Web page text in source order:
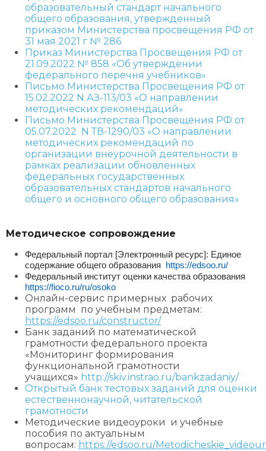
образовательный стандарт начального
общего образования, утвержденный
приказом Министерства просвещения РФ от
31 мая 2021 г № 286
Приказ Министерства Просвещения РФ от
21.09.2022 № 858 «Об утверждении
федерального перечня учебников»
Письмо Министерства Просвещения РФ от
15.02.2022 N АЗ-113/03 «О направлении
методических рекомендаций»
Письмо Министерства Просвещения РФ от
05.07.2022 N ТВ-1290/03 «О направлении
методических рекомендаций по
организации внеурочной деятельности в
рамках реализации обновленных
федеральных государственных
образовательных стандартов начального
общего и основного общего образования»
Методическое сопровождение
Федеральный портал [Электронный ресурс]: Единое
содержание общего образования https://edsoo.ru/
Федеральный институт оценки качества образования
https://fioco.ru/ru/osoko
Онлайн-сервис примерных рабочих
программ по учебным предметам:
https://edsoo.ru/constructor/
Банк заданий по математической
грамотности федерального проекта
«Мониторинг формирования
функциональной грамотности
учащихся» http://skiv.instrao.ru/bankzadaniy/
Открытый банк тестовых заданий для оценки
естественнонаучной, читательской
грамотности
Методические видеоуроки и учебные
пособия по актуальным
вопросам: https://edsoo.ru/